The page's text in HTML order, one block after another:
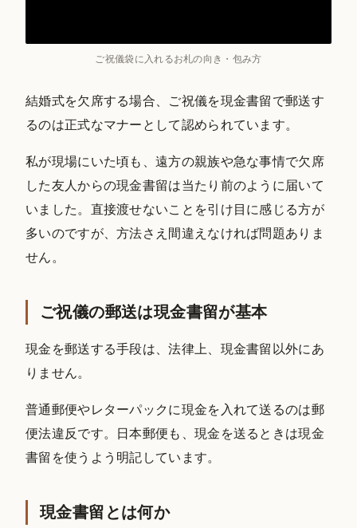
ご祝儀袋に入れるお札の向き・包み方
結婚式を欠席する場合、ご祝儀を現金書留で郵送す
るのは正式なマナーとして認められています。
私が現場にいた頃も、遠方の親族や急な事情で欠席
した友人からの現金書留は当たり前のように届いて
いました。直接渡せないことを引け目に感じる方が
多いのですが、方法さえ間違えなければ問題ありま
せん。
ご祝儀の郵送は現金書留が基本
現金を郵送する手段は、法律上、現金書留以外にあ
りません。
普通郵便やレターパックに現金を入れて送るのは郵
便法違反です。日本郵便も、現金を送るときは現金
書留を使うよう明記しています。
現金書留とは何か